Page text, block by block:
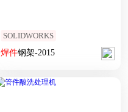
SOLIDWORKS
焊件钢架-2015